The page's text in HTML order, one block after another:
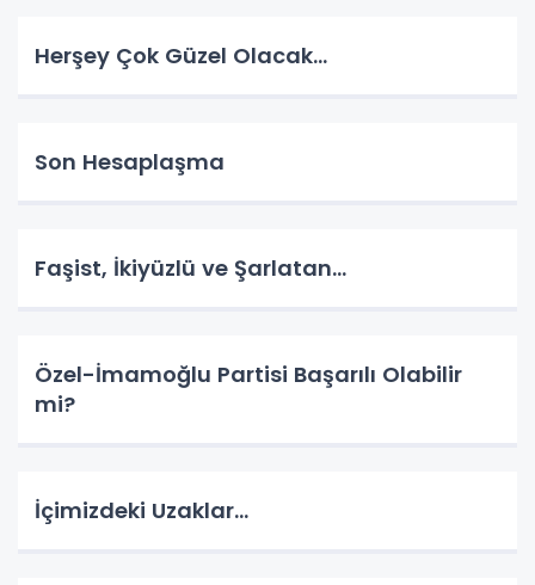
Herşey Çok Güzel Olacak…
Son Hesaplaşma
Faşist, İkiyüzlü ve Şarlatan…
Özel-İmamoğlu Partisi Başarılı Olabilir
mi?
İçimizdeki Uzaklar…